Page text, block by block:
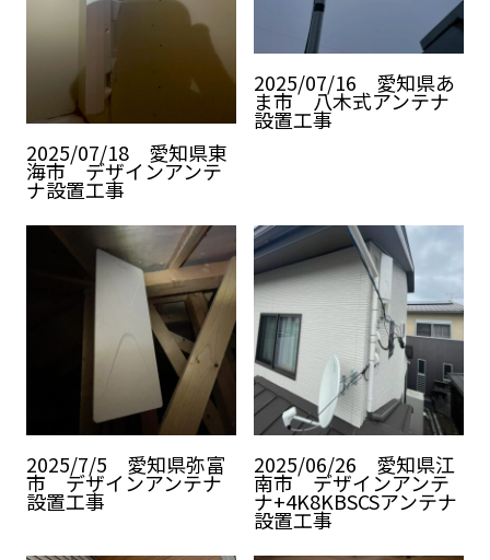
2025/07/18 愛知県東
海市 デザインアンテ
ナ設置工事
2025/07/16 愛知県あ
ま市 八木式アンテナ
設置工事
2025/7/5 愛知県弥富
市 デザインアンテナ
設置工事
2025/06/26 愛知県江
南市 デザインアンテ
ナ+4K8KBSCSアンテナ
設置工事